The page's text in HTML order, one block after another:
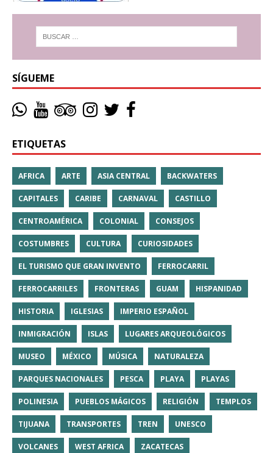
SÍGUEME
ETIQUETAS
AFRICA ARTE ASIA CENTRAL BACKWATERS
CAPITALES CARIBE CARNAVAL CASTILLO
CENTROAMÉRICA COLONIAL CONSEJOS
COSTUMBRES CULTURA CURIOSIDADES
EL TURISMO QUE GRAN INVENTO FERROCARRIL
FERROCARRILES FRONTERAS GUAM HISPANIDAD
HISTORIA IGLESIAS IMPERIO ESPAÑOL
INMIGRACIÓN ISLAS LUGARES ARQUEOLÓGICOS
MUSEO MÉXICO MÚSICA NATURALEZA
PARQUES NACIONALES PESCA PLAYA PLAYAS
POLINESIA PUEBLOS MÁGICOS RELIGIÓN TEMPLOS
TIJUANA TRANSPORTES TREN UNESCO
VOLCANES WEST AFRICA ZACATECAS